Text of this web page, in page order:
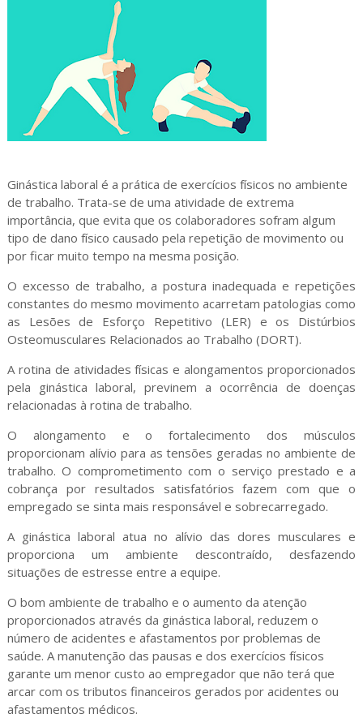
Ginástica laboral é a prática de exercícios físicos no ambiente
de trabalho. Trata-se de uma atividade de extrema
importância, que evita que os colaboradores sofram algum
tipo de dano físico causado pela repetição de movimento ou
por ficar muito tempo na mesma posição.
O excesso de trabalho, a postura inadequada e repetições
constantes do mesmo movimento acarretam patologias como
as Lesões de Esforço Repetitivo (LER) e os Distúrbios
Osteomusculares Relacionados ao Trabalho (DORT).
A rotina de atividades físicas e alongamentos proporcionados
pela ginástica laboral, previnem a ocorrência de doenças
relacionadas à rotina de trabalho.
O alongamento e o fortalecimento dos músculos
proporcionam alívio para as tensões geradas no ambiente de
trabalho. O comprometimento com o serviço prestado e a
cobrança por resultados satisfatórios fazem com que o
empregado se sinta mais responsável e sobrecarregado.
A ginástica laboral atua no alívio das dores musculares e
proporciona um ambiente descontraído, desfazendo
situações de estresse entre a equipe.
O bom ambiente de trabalho e o aumento da atenção
proporcionados através da ginástica laboral, reduzem o
número de acidentes e afastamentos por problemas de
saúde. A manutenção das pausas e dos exercícios físicos
garante um menor custo ao empregador que não terá que
arcar com os tributos financeiros gerados por acidentes ou
afastamentos médicos.